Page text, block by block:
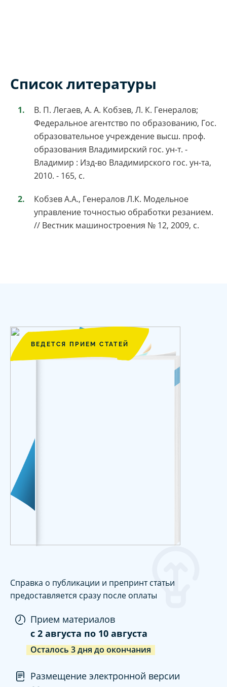
Список литературы
В. П. Легаев, А. А. Кобзев, Л. К. Генералов;
Федеральное агентство по образованию, Гос.
образовательное учреждение высш. проф.
образования Владимирский гос. ун-т. -
Владимир : Изд-во Владимирского гос. ун-та,
2010. - 165, с.
Кобзев А.А., Генералов Л.К. Модельное
управление точностью обработки резанием.
// Вестник машиностроения № 12, 2009, с.
ВЕДЕТСЯ ПРИЕМ СТАТЕЙ
Справка о публикации и препринт статьи
предоставляется сразу после оплаты
Прием материалов
c 2 августа по 10 августа
Осталось 3дня до окончания
Размещение электронной версии